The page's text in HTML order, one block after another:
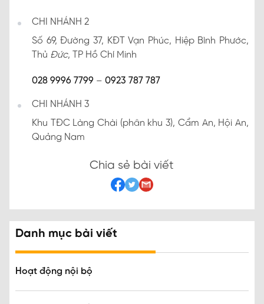
CHI NHÁNH 2
Số 69, Đường 37, KĐT Vạn Phúc, Hiệp Bình Phước,
Thủ Đức, TP Hồ Chí Minh
028 9996 7799 – 0923 787 787
CHI NHÁNH 3
Khu TĐC Làng Chài (phân khu 3), Cẩm An, Hội An,
Quảng Nam
Chia sẻ bài viết
Danh mục bài viết
Hoạt động nội bộ